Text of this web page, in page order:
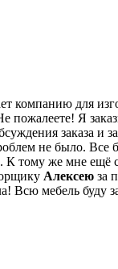
компанию для
пожалеете! Я
заказа и
не было. Все
К тому же мне ещё
Алексею за
Всю мебель буду